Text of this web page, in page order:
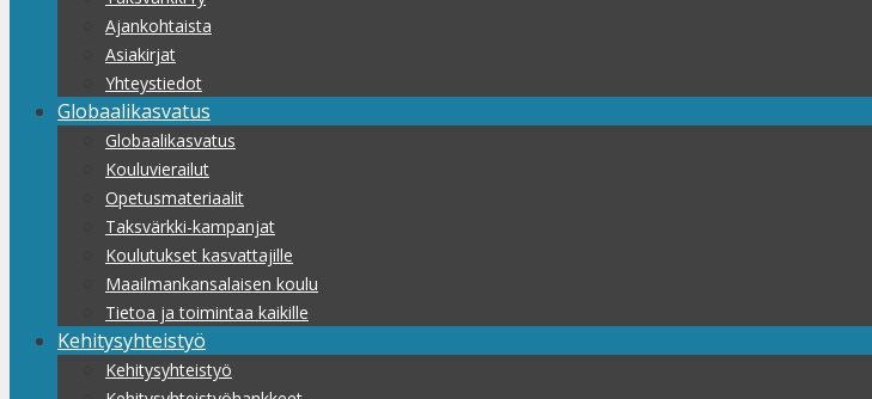
Ajankohtaista
Asiakirjat
Yhteystiedot
Globaalikasvatus
Globaalikasvatus
Kouluvierailut
Opetusmateriaalit
Taksvärkki-kampanjat
Koulutukset kasvattajille
Maailmankansalaisen koulu
Tietoa ja toimintaa kaikille
Kehitysyhteistyö
Kehitysyhteistyö